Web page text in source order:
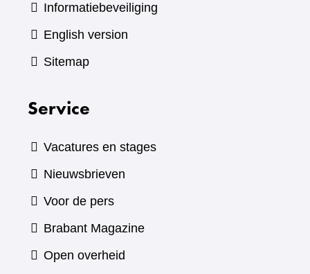
Informatiebeveiliging
English version
Sitemap
Service
Vacatures en stages
Nieuwsbrieven
Voor de pers
Brabant Magazine(verwijst
Open overheid